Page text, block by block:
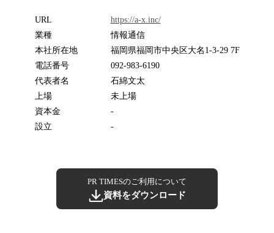
URL
https://a-x.inc/
業種
情報通信
本社所在地
福岡県福岡市中央区大名1-3-29 7F
電話番号
092-983-6190
代表者名
石綿文太
上場
未上場
資本金
-
設立
-
PR TIMESのご利用について
資料をダウンロード